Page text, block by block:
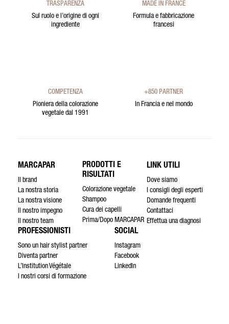
TRASPARENZA
Sul ruolo e l’origine di ogni
ingrediente
MADE IN FRANCE
Formula e fabbricazione
francesi
COMPETENZA
Pioniera della colorazione
vegetale dal 1991
+850 PARTNER
In Francia e nel mondo
MARCAPAR
Il brand
La nostra storia
La nostra visione
Il nostro impegno
Il nostro team
PRODOTTI E
RISULTATI
Colorazione vegetale
Shampoo
Cura dei capelli
Prima/Dopo MARCAPAR
LINK UTILI
Dove siamo
I consigli degli esperti
Domande frequenti
Contattaci
Effettua una diagnosi
PROFESSIONISTI
Sono un hair stylist partner
Diventa partner
L’Institution Végétale
I nostri corsi di formazione
SOCIAL
Instagram
Facebook
LinkedIn